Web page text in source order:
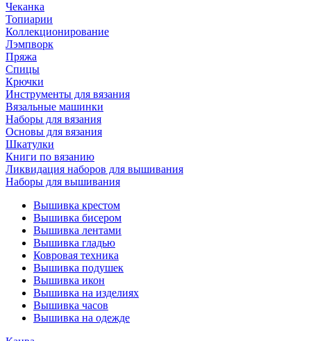
Чеканка
Топиарии
Коллекционирование
Лэмпворк
Пряжа
Спицы
Крючки
Инструменты для вязания
Вязальные машинки
Наборы для вязания
Основы для вязания
Шкатулки
Книги по вязанию
Ликвидация наборов для вышивания
Наборы для вышивания
Вышивка крестом
Вышивка бисером
Вышивка лентами
Вышивка гладью
Ковровая техника
Вышивка подушек
Вышивка икон
Вышивка на изделиях
Вышивка часов
Вышивка на одежде